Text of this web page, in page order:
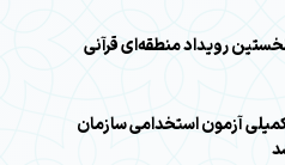
آزمون استخدامی سازمان